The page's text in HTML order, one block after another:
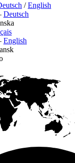
/English
Deutsch
English